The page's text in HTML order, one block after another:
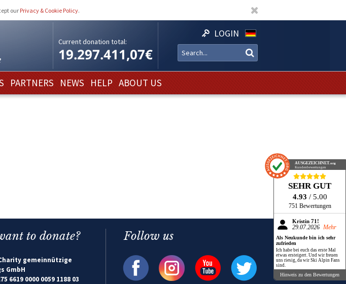
ourPrivacy & Cookie Policy.
Current donation total:
19.297.411,07€
LOGIN
PARTNERS NEWS HELP ABOUT US
to donate?
gemeinnützige
GmbH
6619 0000 0059 1188 03
Follow us
AUSGEZEICHNET .org
Kundenbewertungen
SEHR GUT
4.93 / 5.00
751 Bewertungen
Kristin 71!
29.07.2026 Mehr
Als Neukunde bin ich sehr
zufrieden
Ich habe bei euch das erste Mal
etwas ersteigert. Und wir freuen
uns riesig, da wir Ski Alpin Fans
sind.
Hinweis zu den Bewertungen